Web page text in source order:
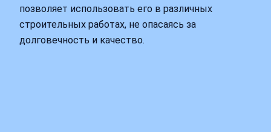
позволяет использовать его в различных
строительных работах, не опасаясь за
долговечность и качество.